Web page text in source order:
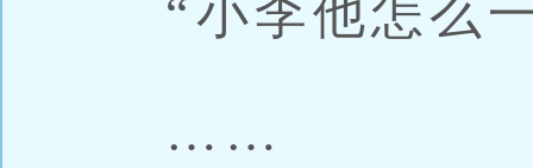
“小李他怎么
……